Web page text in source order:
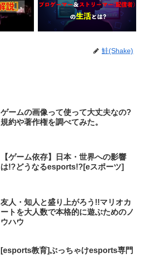
鮭(Shake)
ゲームの画像って使って大丈夫なの?
規約や著作権を調べてみた。
【ゲーム依存】日本・世界への影響
は!?どうなるesports!?[eスポーツ]
友人・知人と盛り上がろう!!マリオカ
ートを大人数で本格的に遊ぶためのノ
ウハウ
[esports教育]ぶっちゃけesports専門